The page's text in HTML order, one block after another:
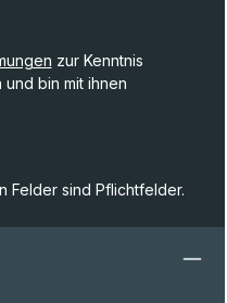
zur Kenntnis
bin mit ihnen
Felder sind Pflichtfelder.